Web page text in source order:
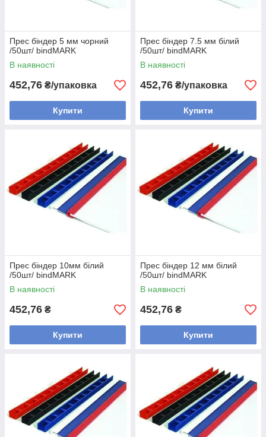
Прес біндер 5 мм чорний
/50шт/ bindMARK
В наявності
452,76 ₴/упаковка
Купити
Прес біндер 7.5 мм білий
/50шт/ bindMARK
В наявності
452,76 ₴/упаковка
Купити
Прес біндер 10мм білий
/50шт/ bindMARK
В наявності
452,76 ₴
Купити
Прес біндер 12 мм білий
/50шт/ bindMARK
В наявності
452,76 ₴
Купити